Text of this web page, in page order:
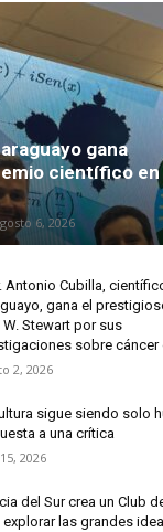
gana
científico en
6, 2026
Antonio Cubilla,
gana el
W. Stewart por sus
sobre cáncer
2, 2026
sigue siendo solo
a una crítica
2026
del Sur crea un Club
explorar las grandes